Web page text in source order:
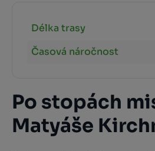
Délka trasy
Časová náročnost
Po stopách
Matyáše